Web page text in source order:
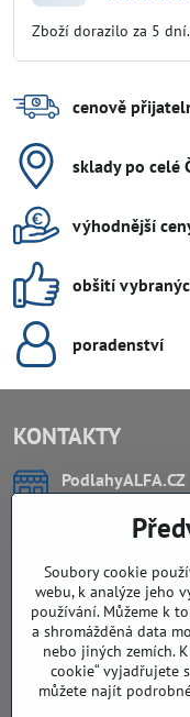
Zboží dorazilo za 5
cenově
sklady po celé
výhodnější
obšití
poradenství
KONTAKTY
PodlahyALFA​.CZ
Záříčí, ev.č. 54
768 11 Chropyně
DIČ: CZ8103114129
Sklad, vzorkovna
Záříčí ev. č. 54
768 11 Chropyně
608 855 055
Soubory cookie
webu, k analýze jeho
používání. Můžeme k
a shromážděná data
nebo jiných zemích.
cookie“ vyjadřujete
můžete najít